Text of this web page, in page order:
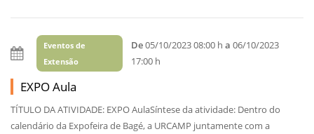
Eventos de
Extensão
De05/10/2023 08:00 ha 06/10/2023
17:00 h
EXPO Aula
TÍTULO DA ATIVIDADE: EXPO AulaSíntese da atividade: Dentro do
calendário da Expofeira de Bagé, a URCAMP juntamente com a